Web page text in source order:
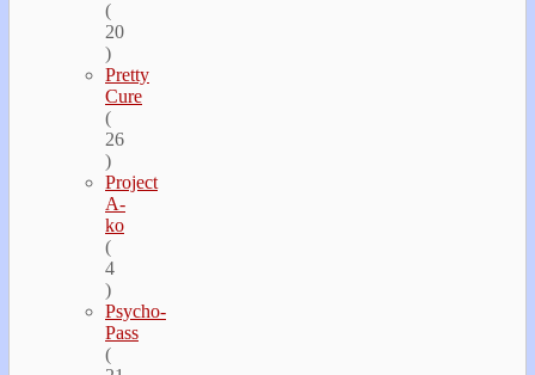
(
20
)
Pretty
Cure
(
26
)
Project
A-
ko
(
4
)
Psycho-
Pass
(